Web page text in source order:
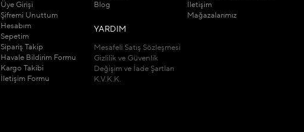
Üye Girişi
Şifremi Unuttum
Hesabım
Sepetim
Sipariş Takip
Havale Bildirim Formu
Kargo Takibi
İletişim Formu
Blog
YARDIM
Mesafeli Satış Sözleşmesi
Gizlilik ve Güvenlik
Değişim ve İade Şartları
K.V.K.K.
İletişim
Mağazalarımız